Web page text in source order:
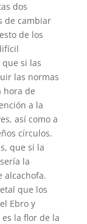
dos
de cambiar
de los
si las
las normas
hora de
a la
así como a
círculos.
que si la
la
alcachofa.
que los
Ebro y
la flor de la